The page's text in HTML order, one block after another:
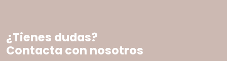
¿Tienes dudas?
Contacta con nosotros